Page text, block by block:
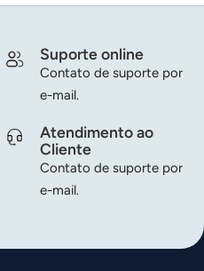
Suporte online
Contato de suporte por
e-mail.
Atendimento ao
Cliente
Contato de suporte por
e-mail.